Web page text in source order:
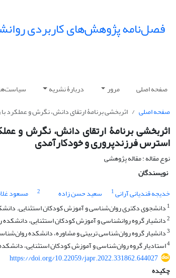
فصل‌نامه پژوهش‌های کاربردی
صفحه اصلی مرور دربارۀ نشریه
صفحه اصلی
اثربخشی برنامۀ ارتقای دانش، نگرش و عملکرد
اثربخشی برنامۀ ارتقای دانش، نگرش و
استرس فرزندپروری و خودکارآمدی
نوع مقاله : مقاله پژوهشی
نویسندگان
خدیجه قندیانی آرانی1 سعید حسن زاده 2 مسعود
1دانشجوی دکتری روان‌شناسی و آموزش کودکان استثنایی.
2دانشیار گروه روانشناسی و آموزش کودکان استثنایی، دانشکده
3دانشیار گروه روان‌شناسی تربیتی و مشاوره، دانشکده
4استادیار گروه روان‌شناسی و آموزش کودکان استثنایی، دانشکده
https://doi.org/10.22059/japr.2022.331862.644027
چکیده